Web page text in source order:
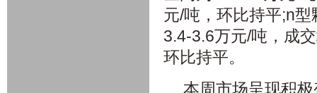
元/吨，环比持平;n
3.4-3.6万元/吨，成
环比持平。
本周市场呈现积